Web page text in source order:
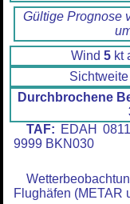
Gültige Prognose
Wind 5 kt
Durchbrochene
TAF: EDAH
9999 BKN030
Flughäfen (METAR